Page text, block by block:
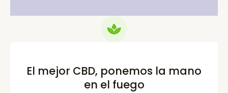
El mejor CBD, ponemos la mano
en el fuego